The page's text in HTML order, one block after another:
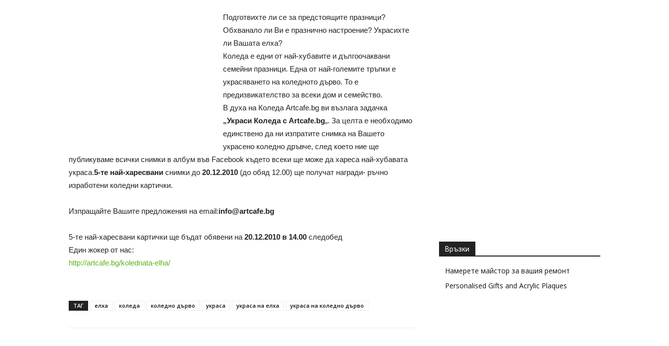
Подготвихте ли се за предстоящите празници?
Обхванало ли Ви е празнично настроение? Украсихте
ли Вашата елха?
Коледа е едни от най-хубавите и дългоочаквани
семейни празници. Една от най-големите тръпки е
украсяването на коледното дърво. То е
предизвикателство за всеки дом и семейство.
В духа на Коледа Artcafe.bg ви възлага задачка
„Украси Коледа с Artcafe.bg„. За целта е необходимо
единствено да ни изпратите снимка на Вашето
украсено коледно дръвче, след което ние ще
публикуваме всички снимки в албум във Facebook където всеки ще може да хареса най-хубавата
украса.5-те най-харесвани снимки до 20.12.2010 (до обяд 12.00) ще получат награди- ръчно
изработени коледни картички.
Изпращайте Вашите предложения на email:info@artcafe.bg
5-те най-харесвани картички ще бъдат обявени на 20.12.2010 в 14.00 следобед
Един жокер от нас:
http://artcafe.bg/kolednata-elha/
ТАГ елха коледа коледно дърво украса украса на елха украса на коледно дърво
Връзки
Намерете майстор за вашия ремонт
Personalised Gifts and Acrylic Plaques